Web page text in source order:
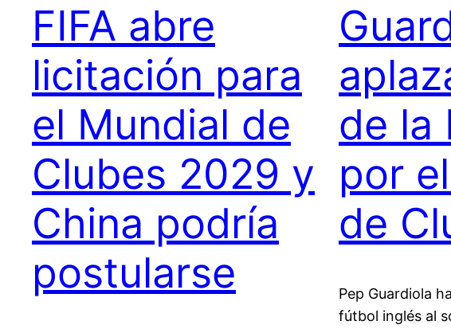
FIFA abre
licitación para
el Mundial de
Clubes 2029 y
China podría
postularse
de la
por
de
Pep Guardiola
fútbol inglés al